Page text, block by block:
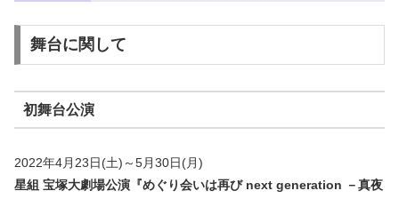
舞台に関して
初舞台公演
2022年4月23日(土)～5月30日(月)
星組 宝塚大劇場公演『めぐり会いは再び next generation －真夜